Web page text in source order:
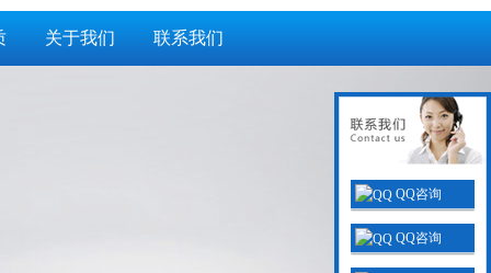
关于我们 联系我们
QQ咨询
QQ咨询